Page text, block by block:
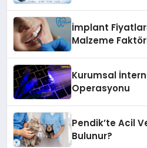
İmplant
Malzeme
Kurumsal
Operasyonu
Pendik’te Acil
Bulunur?